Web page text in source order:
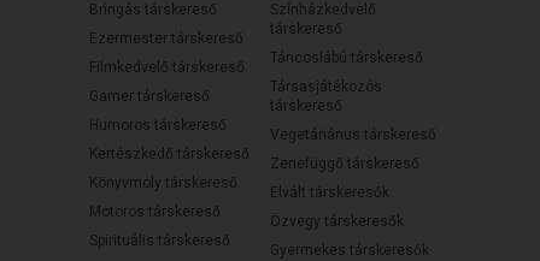
Bringás társkereső
Ezermester társkereső
Filmkedvelő társkereső
Gamer társkereső
Humoros társkereső
Kertészkedő társkereső
Könyvmoly társkereső
Motoros társkereső
Spirituális társkereső
Színházkedvelő
társkereső
Táncoslábú társkereső
Társasjátékozós
társkereső
Vegetáriánus társkereső
Zenefüggő társkereső
Elvált társkeresők
Özvegy társkeresők
Gyermekes társkeresők